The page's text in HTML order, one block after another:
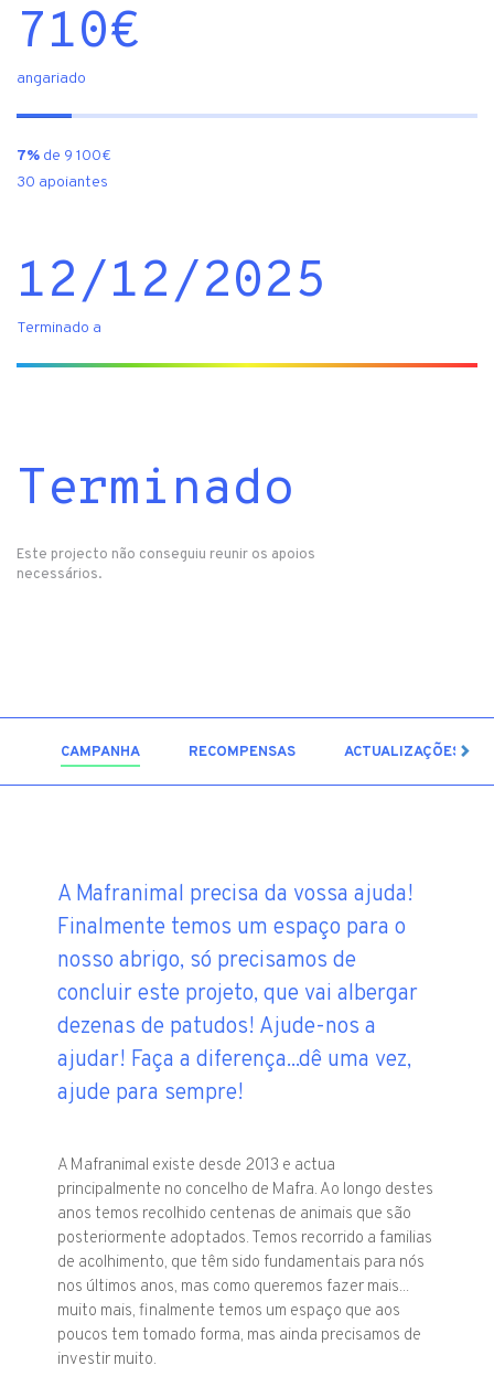
710€
angariado
7% de 9 100€
30 apoiantes
12/12/2025
Terminado a
Terminado
Este projecto não conseguiu reunir os apoios
necessários.
CAMPANHA RECOMPENSAS ACTUALIZAÇÕES
A Mafranimal precisa da vossa ajuda!
Finalmente temos um espaço para o
nosso abrigo, só precisamos de
concluir este projeto, que vai albergar
dezenas de patudos! Ajude-nos a
ajudar! Faça a diferença...dê uma vez,
ajude para sempre!
A Mafranimal existe desde 2013 e actua
principalmente no concelho de Mafra. Ao longo destes
anos temos recolhido centenas de animais que são
posteriormente adoptados. Temos recorrido a familias
de acolhimento, que têm sido fundamentais para nós
nos últimos anos, mas como queremos fazer mais...
muito mais, finalmente temos um espaço que aos
poucos tem tomado forma, mas ainda precisamos de
investir muito.